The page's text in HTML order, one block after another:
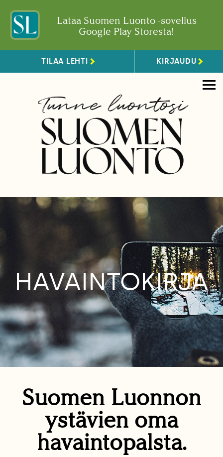
Lataa Suomen Luonto -sovellus
Google Play Storesta!
TILAA LEHTI KIRJAUDU
HAVAINTOKIRJA
Suomen Luonnon
ystävien oma
havaintopalsta.